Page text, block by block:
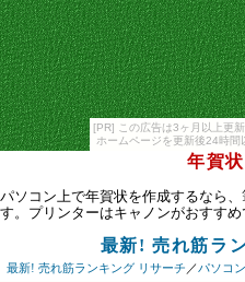
[PR] この広告は3ヶ月以上更
ホームページを更新後24時間
年賀
パソコン上で年賀状を作成するなら
す。プリンターはキャノンがおすすめ
最新! 売れ筋ラ
最新! 売れ筋ランキング リサーチ ／パソコ